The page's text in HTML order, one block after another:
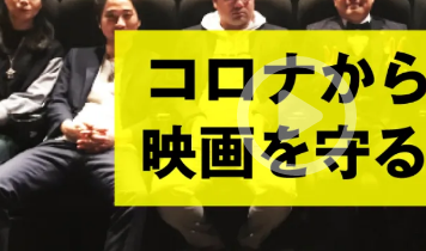
映像・映画 書籍・雑
ビジネス・起業 チャレン
まちづくり・地域活性化